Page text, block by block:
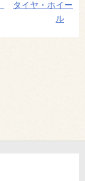
タイヤ・ホイー
ル